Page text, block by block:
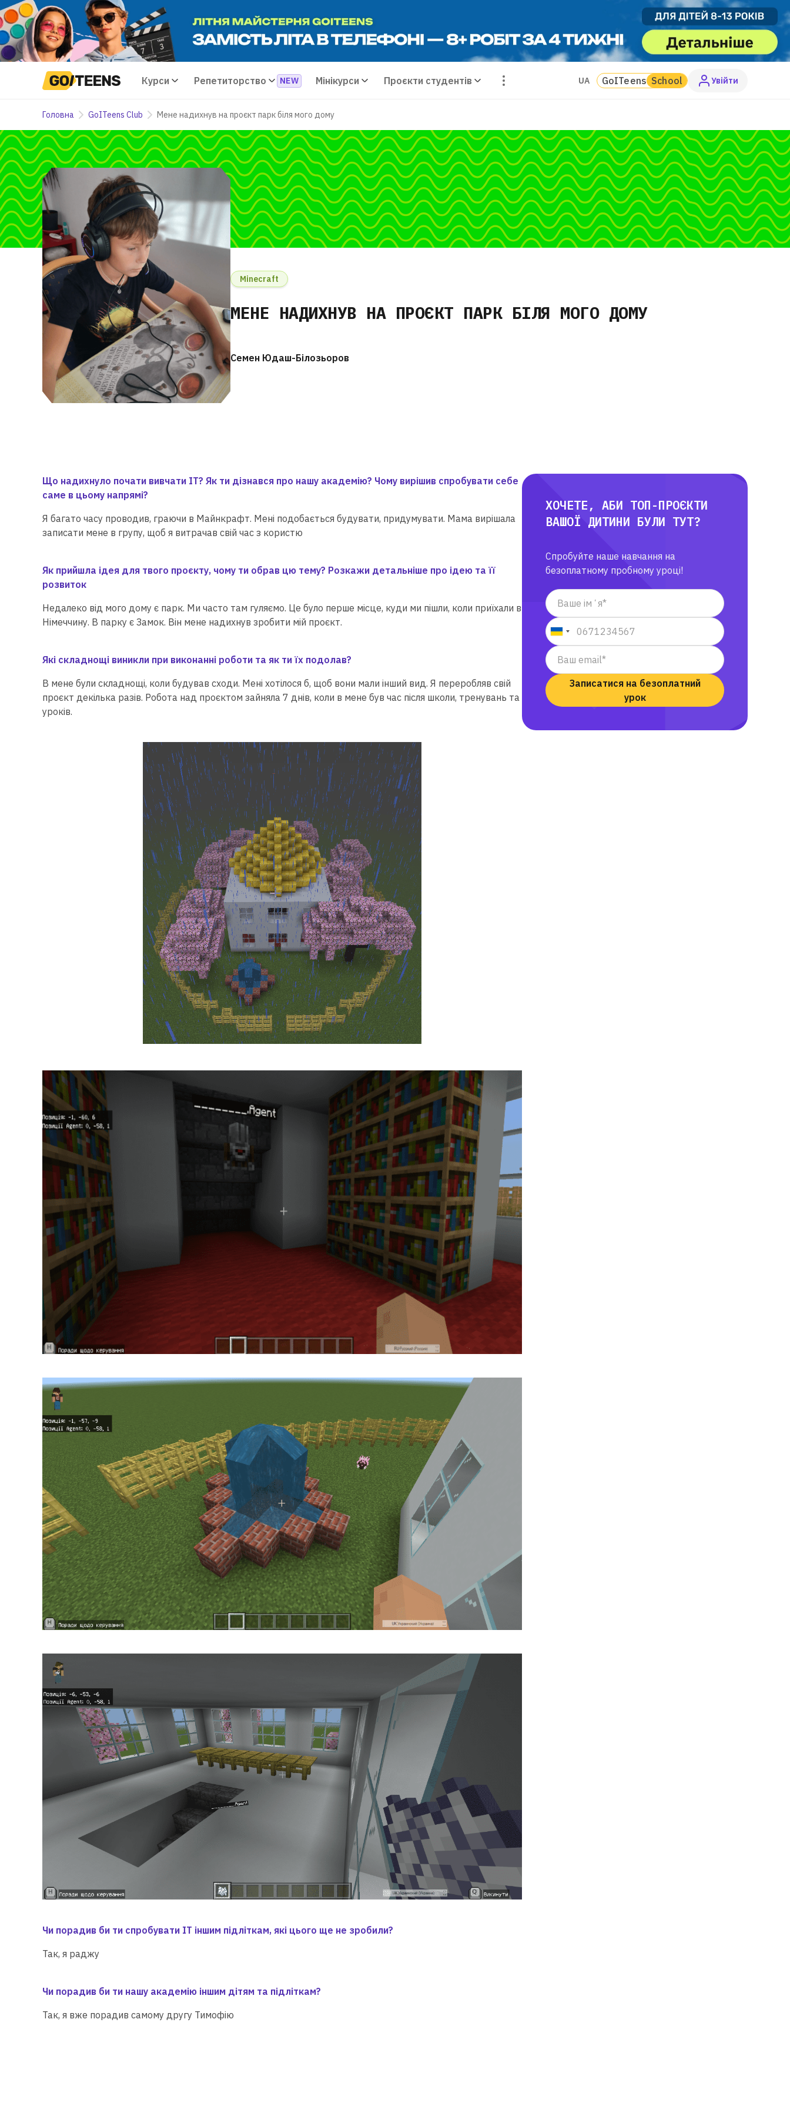
Курси Репетиторство Мінікурси Проєкти студентів UA GoITeens School Увiйти
Головна GoITeens Club Мене надихнув на проєкт парк біля мого дому
Minecraft
МЕНЕ НАДИХНУВ НА ПРОЄКТ ПАРК БІЛЯ МОГО ДОМУ
Семен Юдаш-Білозьоров
ХОЧЕТЕ, АБИ ТОП-ПРОЄКТИ
ВАШОЇ ДИТИНИ БУЛИ ТУТ?
Спробуйте наше навчання на
безоплатному пробному уроці!
Записатися на безоплатний
урок
Що надихнуло почати вивчати ІТ? Як ти дізнався про нашу академію? Чому вирішив спробувати себе
саме в цьому напрямі?
Я багато часу проводив, граючи в Майнкрафт. Мені подобається будувати, придумувати. Мама вирішала
записати мене в групу, щоб я витрачав свій час з користю
Як прийшла ідея для твого проєкту, чому ти обрав цю тему? Розкажи детальніше про ідею та її
розвиток
Недалеко від мого дому є парк. Ми часто там гуляємо. Це було перше місце, куди ми пішли, коли приїхали в
Німеччину. В парку є Замок. Він мене надихнув зробити мій проєкт.
Які складнощі виникли при виконанні роботи та як ти їх подолав?
В мене були складнощі, коли будував сходи. Мені хотілося б, щоб вони мали інший вид. Я переробляв свій
проєкт декілька разів. Робота над проєктом зайняла 7 днів, коли в мене був час після школи, тренувань та
уроків.
Чи порадив би ти спробувати ІТ іншим підліткам, які цього ще не зробили?
Так, я раджу
Чи порадив би ти нашу академію іншим дітям та підліткам?
Так, я вже порадив самому другу Тимофію